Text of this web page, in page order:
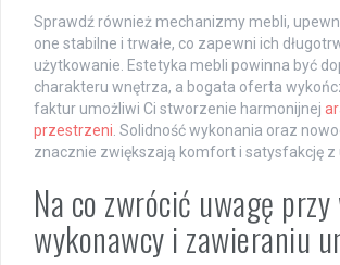
Sprawdź również mechanizmy mebli,
one stabilne i trwałe, co zapewni ich
użytkowanie. Estetyka mebli powinna być
charakteru wnętrza, a bogata oferta
faktur umożliwi Ci stworzenie harmonijnej
przestrzeni . Solidność wykonania oraz
znacznie zwiększają komfort i satysfakcję z
Na co zwrócić uwagę
wykonawcy i zawieraniu